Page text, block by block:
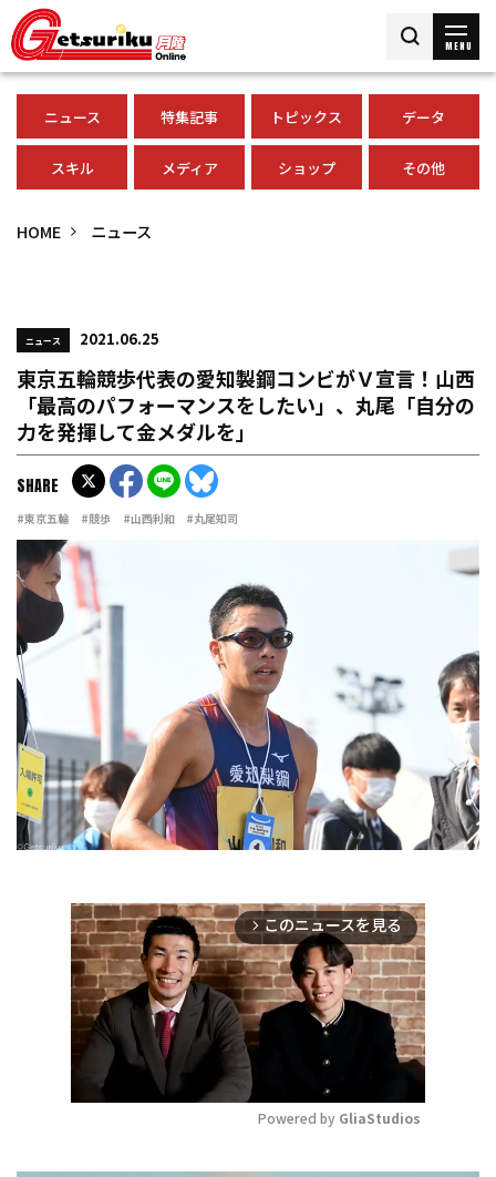
MENU
ニュース 特集記事 トピックス データ
スキル メディア ショップ その他
HOME ニュース
ニュース 2021.06.25
東京五輪競歩代表の愛知製鋼コンビがＶ宣言！山西
「最高のパフォーマンスをしたい」、丸尾「自分の
力を発揮して金メダルを」
#東京五輪 #競歩 #山西利和 #丸尾知司
SHARE
arrow_forward_ios このニュースを見る
Powered by GliaStudios